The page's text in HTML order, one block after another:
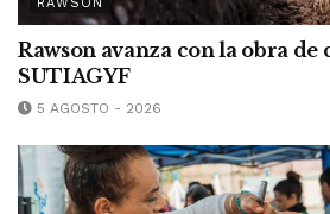
Rawson avanza con la obra
SUTIAGYF
5 AGOSTO - 2026